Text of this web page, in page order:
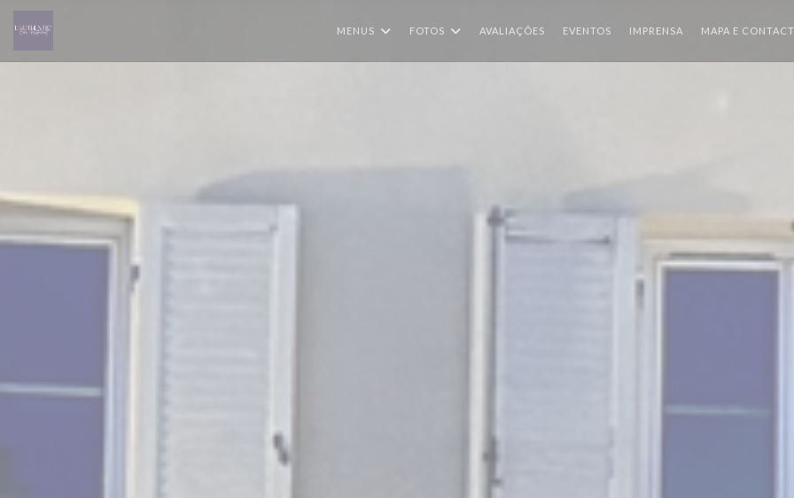
MENUS FOTOS AVALIAÇÕES EVENTOS IMPRENSA MAPA E